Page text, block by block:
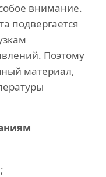
внимание.
подвергается
Поэтому
материал,